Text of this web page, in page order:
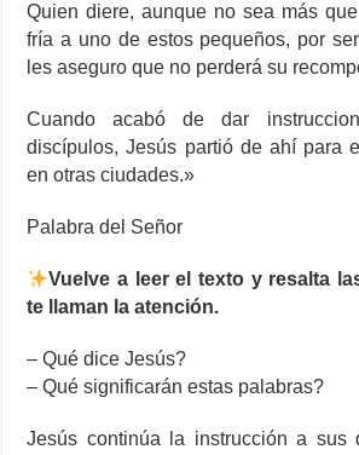
Quien diere, aunque no sea más
fría a uno de estos pequeños, por
les aseguro que no perderá su
Cuando acabó de dar
discípulos, Jesús partió de ahí para
en otras ciudades.»
Palabra del Señor
Vuelve a leer el texto y resalta
te llaman la atención.
– Qué dice Jesús?
– Qué significarán estas palabras?
Jesús continúa la instrucción a sus